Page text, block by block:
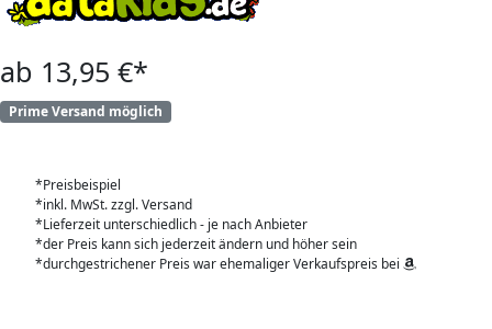
ab 13,95 €*
Prime Versand möglich
*Preisbeispiel
*inkl. MwSt. zzgl. Versand
*Lieferzeit unterschiedlich - je nach Anbieter
*der Preis kann sich jederzeit ändern und höher sein
*durchgestrichener Preis war ehemaliger Verkaufspreis bei